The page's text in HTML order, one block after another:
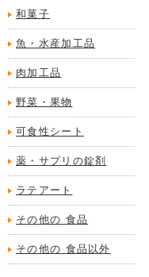
和菓子
魚・水産加工品
肉加工品
野菜・果物
可食性シート
薬・サプリの錠剤
ラテアート
その他の 食品
その他の 食品以外